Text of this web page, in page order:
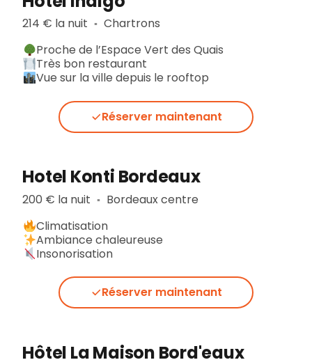
214 € la nuit ▪︎ Chartrons
Proche de l’Espace Vert des Quais
Très bon restaurant
Vue sur la ville depuis le rooftop
Réserver maintenant
Hotel Konti Bordeaux
200 € la nuit ▪︎ Bordeaux centre
Climatisation
Ambiance chaleureuse
Insonorisation
Réserver maintenant
Hôtel La Maison Bord'eaux